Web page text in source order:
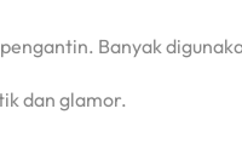
Banyak
dan glamor.